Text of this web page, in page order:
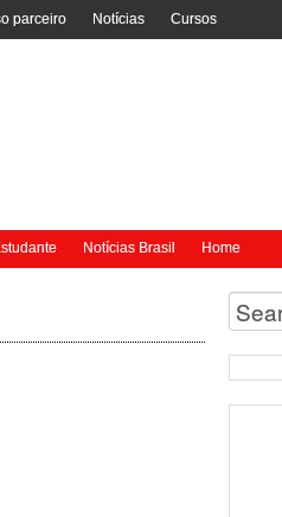
parceiro Notícias Cursos
Notícias Brasil Home